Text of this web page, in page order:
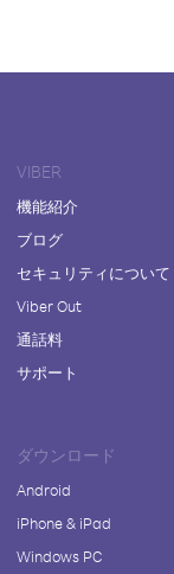
VIBER
機能紹介
ブログ
セキュリティについて
Viber Out
通話料
サポート
ダウンロード
Android
iPhone & iPad
Windows PC